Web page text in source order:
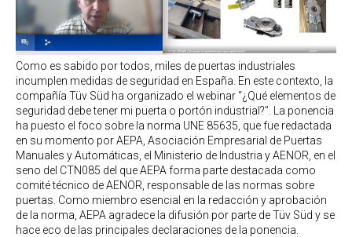
Como es sabido por todos, miles de puertas industriales
incumplen medidas de seguridad en España. En este contexto, la
compañía Tüv Süd ha organizado el webinar “¿Qué elementos de
seguridad debe tener mi puerta o portón industrial?”. La ponencia
ha puesto el foco sobre la norma UNE 85635, que fue redactada
en su momento por AEPA, Asociación Empresarial de Puertas
Manuales y Automáticas, el Ministerio de Industria y AENOR, en el
seno del CTN085 del que AEPA forma parte destacada como
comité técnico de AENOR, responsable de las normas sobre
puertas. Como miembro esencial en la redacción y aprobación
de la norma, AEPA agradece la difusión por parte de Tüv Süd y se
hace eco de las principales declaraciones de la ponencia.